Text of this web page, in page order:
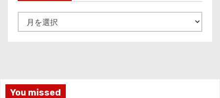
ー
You missed